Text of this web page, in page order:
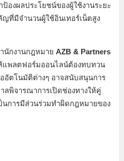
องผลประโยชน์ของผู้ใช้งานระยะ
ญที่มีจำนวนผู้ใช้อินเทอร์เน็ตสูง
นักงานกฎหมาย AZB & Partners
แพลตฟอร์มออนไลน์ต้องทบทวน
อัตโนมัติต่างๆ อาจสนับสนุนการ
ลพิจารณาการเปิดช่องทางให้คู่
นการมีส่วนร่วมทำผิดกฎหมายของ